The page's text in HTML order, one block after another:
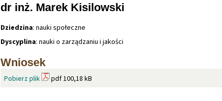
dr inż. Marek Kisilowski
Dziedzina: nauki społeczne
Dyscyplina: nauki o zarządzaniu i jakości
Wniosek
Pobierz plik pdf 100,18 kB